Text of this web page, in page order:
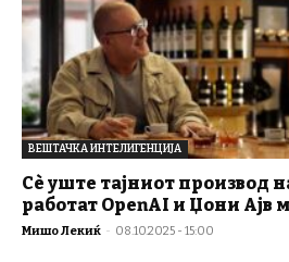
ВЕШТАЧКА ИНТЕЛИГЕНЦИЈА
Сѐ уште тајниот производ
работат OpenAI и Џони Ајв
Мишо Лекиќ - 08.10.2025 - 15:00